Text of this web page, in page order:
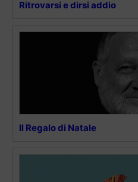
Ritrovarsi e dirsi addio
Il Regalo di Natale